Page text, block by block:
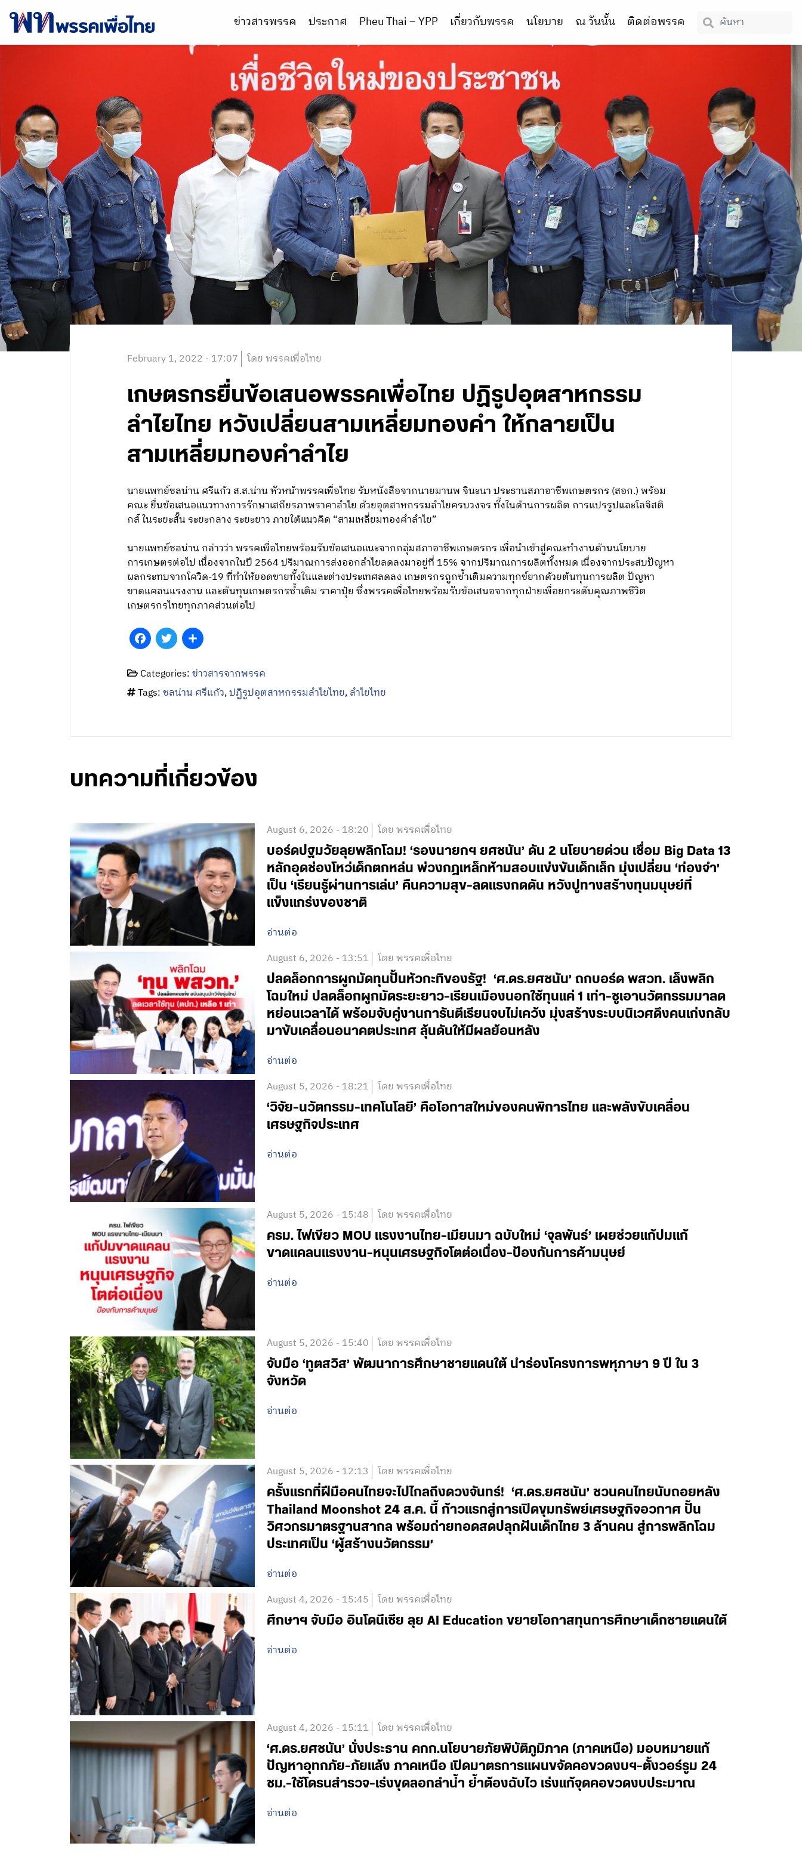
ข่าวสารพรรค ประกาศ Pheu Thai – YPP เกี่ยวกับพรรค นโยบาย ณ วันนั้น ติดต่อพรรค
February 1, 2022 - 17:07 โดย พรรคเพื่อไทย
เกษตรกรยื่นข้อเสนอพรรคเพื่อไทย ปฏิรูปอุตสาหกรรม
ลำไยไทย หวังเปลี่ยนสามเหลี่ยมทองคำ ให้กลายเป็น
สามเหลี่ยมทองคำลำไย
นายแพทย์ชลน่าน ศรีแก้ว ส.ส.น่าน หัวหน้าพรรคเพื่อไทย รับหนังสือจากนายมานพ จินะนา ประธานสภาอาชีพเกษตรกร (สอก.) พร้อม
คณะ ยื่นข้อเสนอแนวทางการรักษาเสถียรภาพราคาลำไย ด้วยอุตสาหกรรมลำไยครบวงจร ทั้งในด้านการผลิต การแปรรูปและโลจิสติ
กส์ ในระยะสั้น ระยะกลาง ระยะยาว ภายใต้แนวคิด “สามเหลี่ยมทองคำลำไย”
นายแพทย์ชลน่าน กล่าวว่า พรรคเพื่อไทยพร้อมรับข้อเสนอแนะจากกลุ่มสภาอาชีพเกษตรกร เพื่อนำเข้าสู่คณะทำงานด้านนโยบาย
การเกษตรต่อไป เนื่องจากในปี 2564 ปริมาณการส่งออกลำไยลดลงมาอยู่ที่ 15% จากปริมาณการผลิตทั้งหมด เนื่องจากประสบปัญหา
ผลกระทบจากโควิด-19 ที่ทำให้ยอดขายทั้งในและต่างประเทศลดลง เกษตรกรถูกซ้ำเติมความทุกข์ยากด้วยต้นทุนการผลิต ปัญหา
ขาดแคลนแรงงาน และต้นทุนเกษตรกรซ้ำเติม ราคาปุ๋ย ซึ่งพรรคเพื่อไทยพร้อมรับข้อเสนอจากทุกฝ่ายเพื่อยกระดับคุณภาพชีวิต
เกษตรกรไทยทุกภาคส่วนต่อไป
Facebook
TwitterShare
Categories:ข่าวสารจากพรรค
Tags:ชลน่าน ศรีแก้ว,ปฏิรูปอุตสาหกรรมลำไยไทย,ลำไยไทย
บทความที่เกี่ยวข้อง
August 6, 2026 - 18:20 โดย พรรคเพื่อไทย
บอร์ดปฐมวัยลุยพลิกโฉม! ‘รองนายกฯ ยศชนัน’ ดัน 2 นโยบายด่วน เชื่อม Big Data 13
หลักอุดช่องโหว่เด็กตกหล่น พ่วงกฎเหล็กห้ามสอบแข่งขันเด็กเล็ก มุ่งเปลี่ยน ‘ท่องจำ’
เป็น ‘เรียนรู้ผ่านการเล่น’ คืนความสุข-ลดแรงกดดัน หวังปูทางสร้างทุนมนุษย์ที่
แข็งแกร่งของชาติ
อ่านต่อ
August 6, 2026 - 13:51 โดย พรรคเพื่อไทย
ปลดล็อกการผูกมัดทุนปั้นหัวกะทิของรัฐ! ‘ศ.ดร.ยศชนัน’ ถกบอร์ด พสวท. เล็งพลิก
โฉมใหม่ ปลดล็อกผูกมัดระยะยาว-เรียนเมืองนอกใช้ทุนแค่ 1 เท่า-ชูเอานวัตกรรมมาลด
หย่อนเวลาได้ พร้อมจับคู่งานการันตีเรียนจบไม่เคว้ง มุ่งสร้างระบบนิเวศดึงคนเก่งกลับ
มาขับเคลื่อนอนาคตประเทศ ลุ้นดันให้มีผลย้อนหลัง
อ่านต่อ
August 5, 2026 - 18:21 โดย พรรคเพื่อไทย
‘วิจัย-นวัตกรรม-เทคโนโลยี’ คือโอกาสใหม่ของคนพิการไทย และพลังขับเคลื่อน
เศรษฐกิจประเทศ
อ่านต่อ
August 5, 2026 - 15:48 โดย พรรคเพื่อไทย
ครม. ไฟเขียว MOU แรงงานไทย-เมียนมา ฉบับใหม่ ‘จุลพันธ์’ เผยช่วยแก้ปมแก้
ขาดแคลนแรงงาน-หนุนเศรษฐกิจโตต่อเนื่อง-ป้องกันการค้ามนุษย์
อ่านต่อ
August 5, 2026 - 15:40 โดย พรรคเพื่อไทย
จับมือ ‘ทูตสวิส’ พัฒนาการศึกษาชายแดนใต้ นำร่องโครงการพหุภาษา 9 ปี ใน 3
จังหวัด
อ่านต่อ
August 5, 2026 - 12:13 โดย พรรคเพื่อไทย
ครั้งแรกที่ฝีมือคนไทยจะไปไกลถึงดวงจันทร์! ‘ศ.ดร.ยศชนัน’ ชวนคนไทยนับถอยหลัง
Thailand Moonshot 24 ส.ค. นี้ ก้าวแรกสู่การเปิดขุมทรัพย์เศรษฐกิจอวกาศ ปั้น
วิศวกรมาตรฐานสากล พร้อมถ่ายทอดสดปลุกฝันเด็กไทย 3 ล้านคน สู่การพลิกโฉม
ประเทศเป็น ‘ผู้สร้างนวัตกรรม’
อ่านต่อ
August 4, 2026 - 15:45 โดย พรรคเพื่อไทย
ศึกษาฯ จับมือ อินโดนีเซีย ลุย AI Education ขยายโอกาสทุนการศึกษาเด็กชายแดนใต้
อ่านต่อ
August 4, 2026 - 15:11 โดย พรรคเพื่อไทย
‘ศ.ดร.ยศชนัน’ นั่งประธาน คกก.นโยบายภัยพิบัติภูมิภาค (ภาคเหนือ) มอบหมายแก้
ปัญหาอุทกภัย-ภัยแล้ง ภาคเหนือ เปิดมาตรการแผนขจัดคอขวดงบฯ-ตั้งวอร์รูม 24
ชม.-ใช้โดรนสำรวจ-เร่งขุดลอกลำน้ำ ย้ำต้องฉับไว เร่งแก้จุดคอขวดงบประมาณ
อ่านต่อ